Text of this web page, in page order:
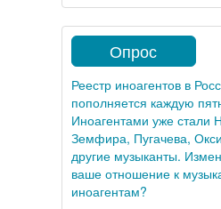
Опрос
Реестр иноагентов в
пополняется каждую
Иноагентами уже стали
Земфира, Пугачева,
другие музыканты.
ваше отношение к
иноагентам?